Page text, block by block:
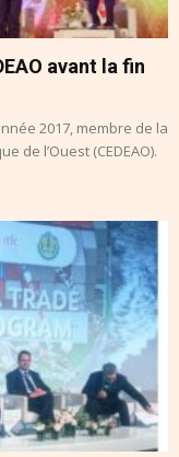
avant la fin
2017, membre de la
de l’Ouest (CEDEAO).